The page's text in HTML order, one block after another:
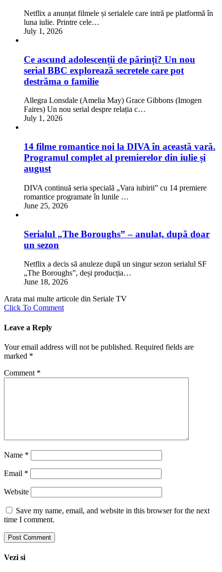
Netflix a anunțat filmele și serialele care intră pe platformă în
luna iulie. Printre cele…
July 1, 2026
Ce ascund adolescenții de părinți? Un nou
serial BBC explorează secretele care pot
destrăma o familie
Allegra Lonsdale (Amelia May) Grace Gibbons (Imogen
Faires) Un nou serial despre relația c…
July 1, 2026
14 filme romantice noi la DIVA în această vară.
Programul complet al premierelor din iulie și
august
DIVA continuă seria specială „Vara iubirii” cu 14 premiere
romantice programate în lunile …
June 25, 2026
Serialul „The Boroughs” – anulat, după doar
un sezon
Netflix a decis să anuleze după un singur sezon serialul SF
„The Boroughs”, deși producția…
June 18, 2026
Arata mai multe articole din Seriale TV
Click To Comment
Leave a Reply
Your email address will not be published. Required fields are
marked *
Comment *
Name *
Email *
Website
Save my name, email, and website in this browser for the next
time I comment.
Vezi si